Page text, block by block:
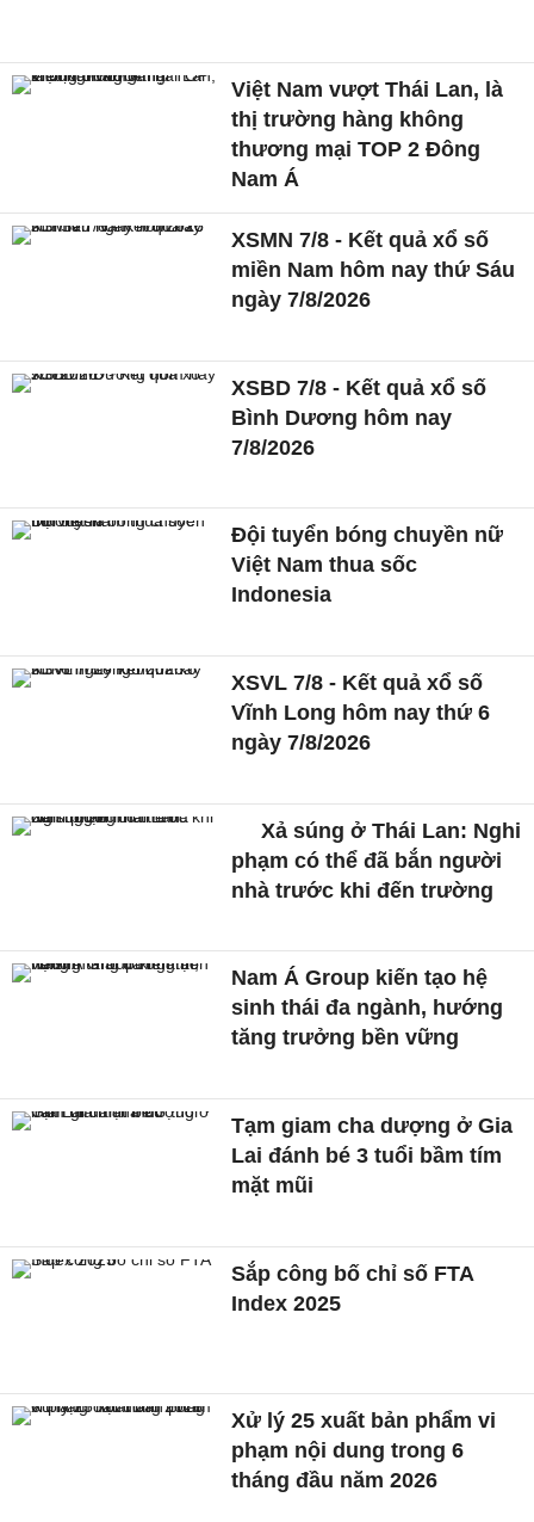
Việt Nam vượt Thái Lan, là
thị trường hàng không
thương mại TOP 2 Đông
Nam Á
XSMN 7/8 - Kết quả xổ số
miền Nam hôm nay thứ Sáu
ngày 7/8/2026
XSBD 7/8 - Kết quả xổ số
Bình Dương hôm nay
7/8/2026
Đội tuyển bóng chuyền nữ
Việt Nam thua sốc
Indonesia
XSVL 7/8 - Kết quả xổ số
Vĩnh Long hôm nay thứ 6
ngày 7/8/2026
Xả súng ở Thái Lan: Nghi
phạm có thể đã bắn người
nhà trước khi đến trường
Nam Á Group kiến tạo hệ
sinh thái đa ngành, hướng
tăng trưởng bền vững
Tạm giam cha dượng ở Gia
Lai đánh bé 3 tuổi bầm tím
mặt mũi
Sắp công bố chỉ số FTA
Index 2025
Xử lý 25 xuất bản phẩm vi
phạm nội dung trong 6
tháng đầu năm 2026